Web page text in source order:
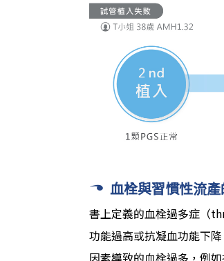
血栓與習慣性流
書上定義的血栓過多症（
功能過高或抗凝血功能下